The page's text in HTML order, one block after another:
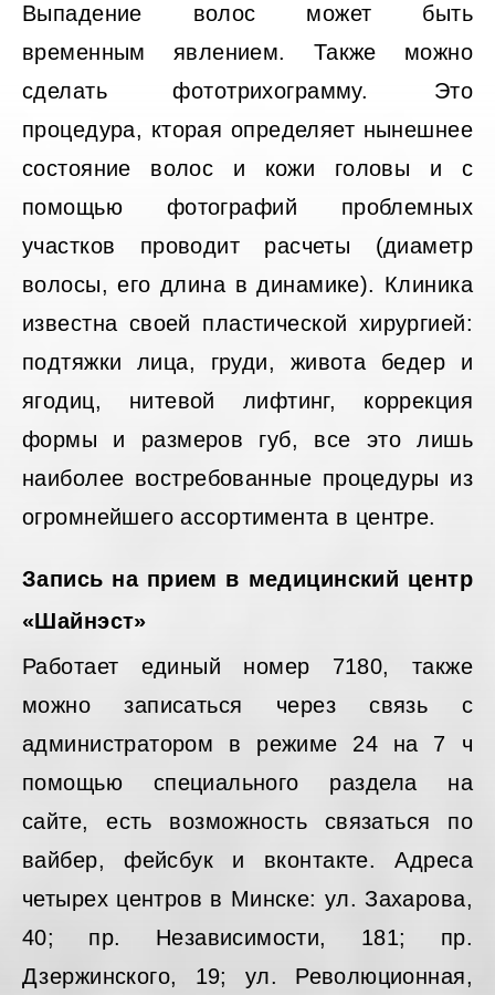
Выпадение волос может быть
временным явлением. Также можно
сделать фототрихограмму. Это
процедура, кторая определяет нынешнее
состояние волос и кожи головы и с
помощью фотографий проблемных
участков проводит расчеты (диаметр
волосы, его длина в динамике). Клиника
известна своей пластической хирургией:
подтяжки лица, груди, живота бедер и
ягодиц, нитевой лифтинг, коррекция
формы и размеров губ, все это лишь
наиболее востребованные процедуры из
огромнейшего ассортимента в центре.
Запись на прием в медицинский центр
«Шайнэст»
Работает единый номер 7180, также
можно записаться через связь с
администратором в режиме 24 на 7 ч
помощью специального раздела на
сайте, есть возможность связаться по
вайбер, фейсбук и вконтакте. Адреса
четырех центров в Минске: ул. Захарова,
40; пр. Независимости, 181; пр.
Дзержинского, 19; ул. Революционная,